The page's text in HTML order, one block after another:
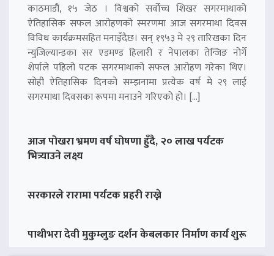
काठमाडौं, १५ जेठ । विश्वको सर्वोच्च शिखर सगरमाथाको
ऐतिहासिक सफल आरोहणको स्मरणमा आज सगरमाथा दिवस
विविध कार्यक्रमसहित मनाइँदैछ। सन् १९५३ मे २९ तारिखका दिन
न्युजिल्यान्डका सर एडमण्ड हिलारी र नेपालका तेन्जिङ नोर्गे
शेर्पाले पहिलो पटक सगरमाथाको सफल आरोहण गरेका थिए।
सोही ऐतिहासिक दिनको सम्झनामा प्रत्येक वर्ष मे २९ लाई
सगरमाथा दिवसका रूपमा मनाउने गरिएको हो। […]
आज पोखरा भ्रमण वर्ष घोषणा हुँदै, २० लाख पर्यटक
भित्र्याउने लक्ष्य
सरकारले रारामा पर्यटक प्रहरी राख्ने
पाथीभरा देवी मुकुम्लुङ दर्शन केबलकार निर्माण कार्य शुरू